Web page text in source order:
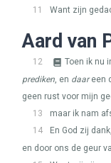
11
Want zijn
Aard van
12 Toen ik nu
prediken, en daareen
geen rust voor mijn
13
maar ik nam
14
En God zij
en door ons de geur